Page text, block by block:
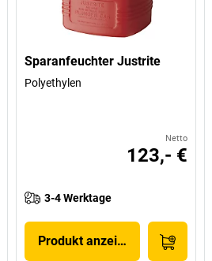
Sparanfeuchter Justrite
Polyethylen
Netto
123,- €
3-4 Werktage
Produkt anzeigen